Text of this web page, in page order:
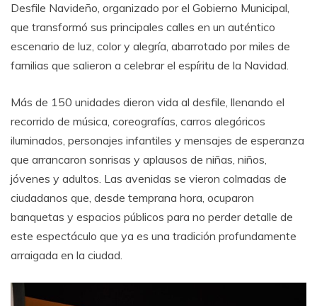
Desfile Navideño, organizado por el Gobierno Municipal,
que transformó sus principales calles en un auténtico
escenario de luz, color y alegría, abarrotado por miles de
familias que salieron a celebrar el espíritu de la Navidad.
Más de 150 unidades dieron vida al desfile, llenando el
recorrido de música, coreografías, carros alegóricos
iluminados, personajes infantiles y mensajes de esperanza
que arrancaron sonrisas y aplausos de niñas, niños,
jóvenes y adultos. Las avenidas se vieron colmadas de
ciudadanos que, desde temprana hora, ocuparon
banquetas y espacios públicos para no perder detalle de
este espectáculo que ya es una tradición profundamente
arraigada en la ciudad.